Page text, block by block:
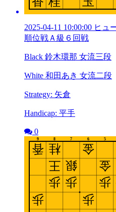
2025-04-11 10:00:00 ヒ
順位戦Ａ級６回戦
Black 鈴木環那 女流三段
White 和田あき 女流二段
Strategy: 矢倉
Handicap: 平手
0